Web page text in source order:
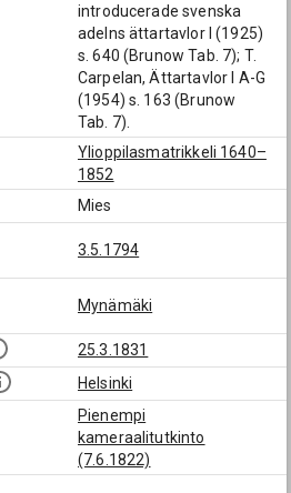
introducerade svenska
adelns ättartavlor I (1925)
s. 640 (Brunow Tab. 7); T.
Carpelan, Ättartavlor I A-G
(1954) s. 163 (Brunow
Tab. 7).
Ylioppilasmatrikkeli 1640–
1852
Mies
3.5.1794
Mynämäki
25.3.1831
Helsinki
Pienempi
kameraalitutkinto
(7.6.1822)